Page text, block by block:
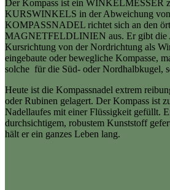
Der Kompass ist ein WINKELMESSER
KURSWINKELS in der Abweichung
KOMPASSNADEL richtet sich an den
MAGNETFELDLINIEN aus. Er gibt die
Kursrichtung von der Nordrichtung als
eingebaute oder bewegliche Kompasse,
solche für die Süd- oder Nordhalbkugel,
Heute ist die Kompassnadel extrem
oder Rubinen gelagert. Der Kompass ist
Nadellaufes mit einer Flüssigkeit gefüllt.
durchsichtigem, robustem Kunststoff
hält er ein ganzes Leben lang.